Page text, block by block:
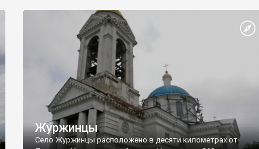
Шушковка и Порадовка будут дальше. Вот так реклама! А
вот о том, что это за населенные пункты - нигде ни слова.
Журжинцы
Село Журжинцы расположено в десяти километрах от